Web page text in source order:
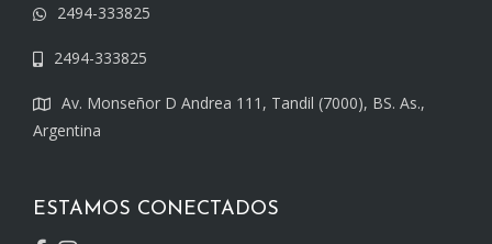
2494-333825
2494-333825
Av. Monseñor D Andrea 111, Tandil (7000), BS. As.,
Argentina
ESTAMOS CONECTADOS